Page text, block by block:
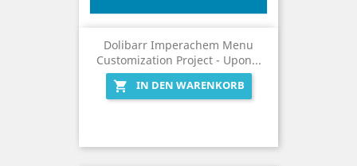
Dolibarr Imperachem Menu
Customization Project - Upon...

IN DEN WARENKORB